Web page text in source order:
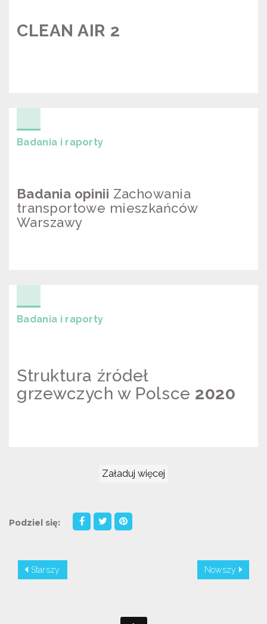
CLEAN AIR 2
Badania i raporty
Badania opinii Zachowania
transportowe mieszkańców
Warszawy
Badania i raporty
Struktura źródeł
grzewczych w Polsce 2020
Załaduj więcej
Podziel się:
Starszy Nowszy